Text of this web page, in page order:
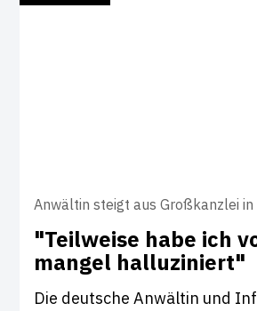
Anwältin steigt aus Großkanzlei in
"Teil­weise habe ich
mangel hal­lu­zi­niert"
Die deutsche Anwältin und